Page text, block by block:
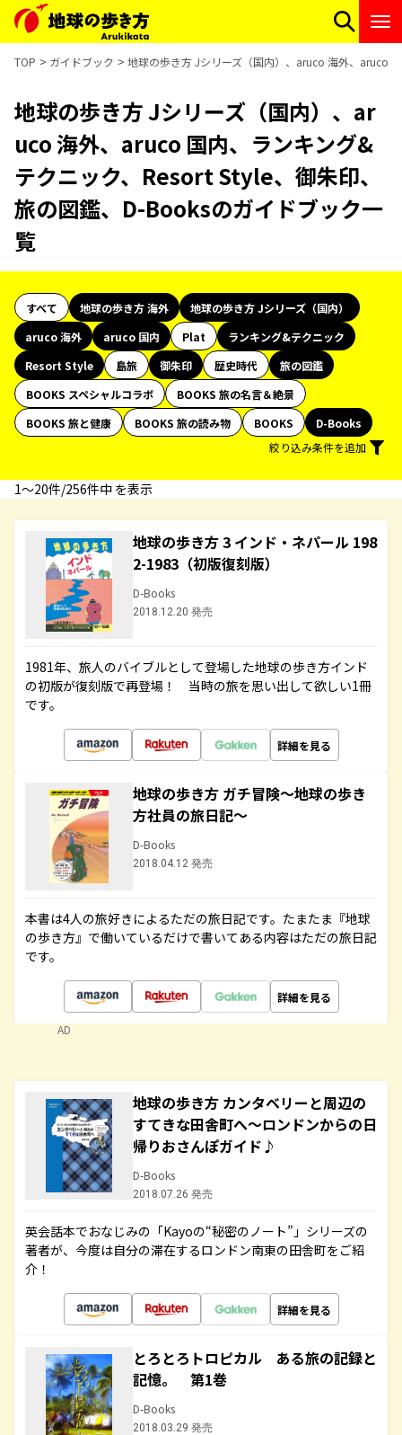
TOP ガイドブック 地球の歩き方 Jシリーズ（国内）、aruco 海外、aruco
地球の歩き方 Jシリーズ（国内）、ar
uco 海外、aruco 国内、ランキング&
テクニック、Resort Style、御朱印、
旅の図鑑、D-Booksのガイドブック一
覧
すべて 地球の歩き方 海外
地球の歩き方 Jシリーズ（国内）
aruco 海外
aruco 国内 Plat
ランキング&テクニック
Resort Style
島旅 御朱印 歴史時代
旅の図鑑
BOOKS スペシャルコラボ
BOOKS 旅の名言＆絶景
BOOKS 旅と健康
BOOKS 旅の読み物 BOOKS
D-Books
絞り込み条件を追加
1〜20件/256件中 を表示
地球の歩き方 3 インド・ネパール 198
2-1983（初版復刻版）
D-Books
2018.12.20 発売
1981年、旅人のバイブルとして登場した地球の歩き方インド
の初版が復刻版で再登場！ 当時の旅を思い出して欲しい1冊
です。
詳細を見る
地球の歩き方 ガチ冒険～地球の歩き
方社員の旅日記～
D-Books
2018.04.12 発売
本書は4人の旅好きによるただの旅日記です。たまたま『地球
の歩き方』で働いているだけで書いてある内容はただの旅日記
です。
詳細を見る
AD
地球の歩き方 カンタベリーと周辺の
すてきな田舎町へ～ロンドンからの日
帰りおさんぽガイド♪
D-Books
2018.07.26 発売
英会話本でおなじみの「Kayoの“秘密のノート”」シリーズの
著者が、今度は自分の滞在するロンドン南東の田舎町をご紹
介！
詳細を見る
とろとろトロピカル ある旅の記録と
記憶。 第1巻
D-Books
2018.03.29 発売